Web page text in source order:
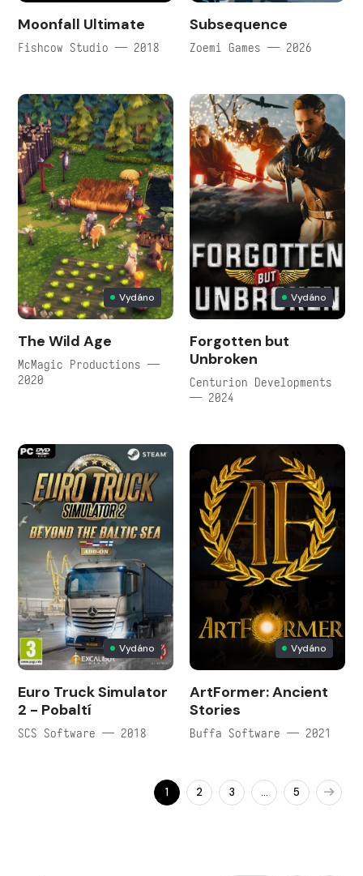
Moonfall Ultimate
Fishcow Studio — 2018
Subsequence
Zoemi Games — 2026
Vydáno
The Wild Age
McMagic Productions —
2020
Vydáno
Forgotten but
Unbroken
Centurion Developments
— 2024
Vydáno
Euro Truck Simulator
2 - Pobaltí
SCS Software — 2018
Vydáno
ArtFormer: Ancient
Stories
Buffa Software — 2021
1 2 3 … 5